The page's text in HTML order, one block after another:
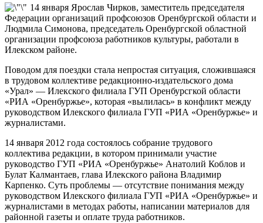
14 января Ярослав Чирков, заместитель председателя
Федерации организаций профсоюзов Оренбургской области и
Людмила Симонова, председатель Оренбургской областной
организации профсоюза работников культуры, работали в
Илекском районе.
Поводом для поездки стала непростая ситуация, сложившаяся
в трудовом коллективе редакционно-издательского дома
«Урал» — Илекского филиала ГУП Оренбурсгкой области
«РИА «Оренбуржье», которая «вылилась» в конфликт между
руководством Илекского филиала ГУП «РИА «Оренбуржье» и
журналистами.
14 января 2012 года состоялось собрание трудового
коллектива редакции, в котором принимали участие
руководство ГУП «РИА «Оренбуржье» Анатолий Коблов и
Булат Калмантаев, глава Илекского района Владимир
Карпенко. Суть проблемы — отсутствие понимания между
руководством Илекского филиала ГУП «РИА «Оренбуржье» и
журналистами в методах работы, написании материалов для
районной газеты и оплате труда работников.